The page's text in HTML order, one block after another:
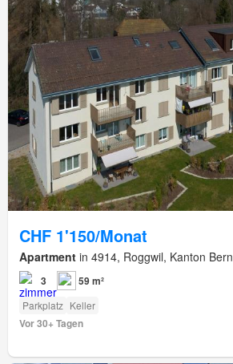
CHF 1'150/Monat
Apartment in 4914, Roggwil, Kanton Bern
3 59 m²
Parkplatz Keller
Vor 30+ Tagen